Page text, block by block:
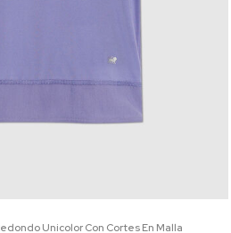
Unicolor Con Cortes En Malla